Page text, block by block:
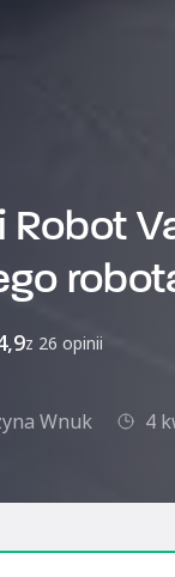
Robot
z 26 opinii
Wnuk 4